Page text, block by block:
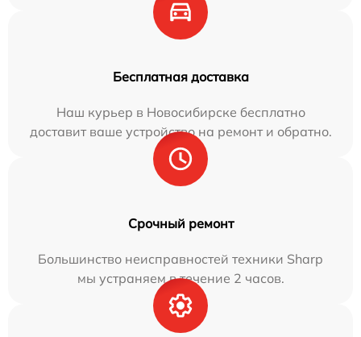
Бесплатная доставка
Наш курьер в Новосибирске бесплатно
доставит ваше устройство на ремонт и обратно.
Срочный ремонт
Большинство неисправностей техники Sharp
мы устраняем в течение 2 часов.